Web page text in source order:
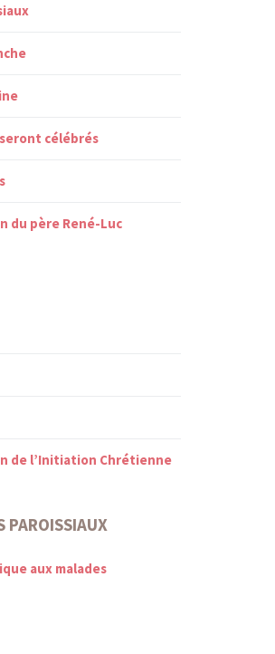
célébrés
du père René-Luc
de l’Initiation Chrétienne
PAROISSIAUX
aux malades